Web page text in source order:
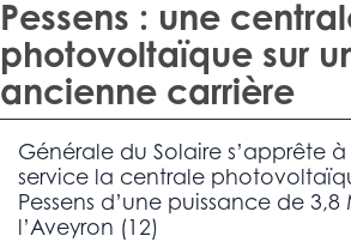
Pessens : une
photovoltaïque sur
ancienne carrière
Générale du Solaire s’apprête
service la centrale
Pessens d’une puissance de
l’Aveyron (12)